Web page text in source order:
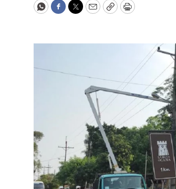
WhatsApp
Facebook
Twitter
EmailCopyPrint